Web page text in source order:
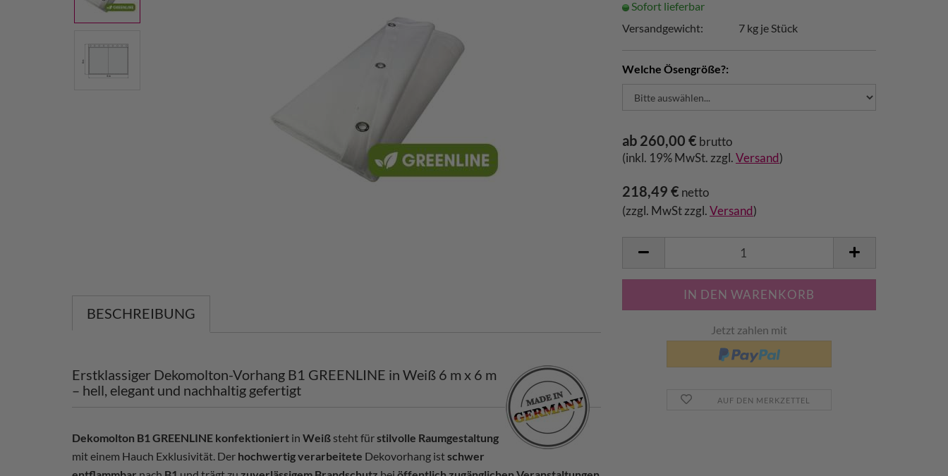
Sofort lieferbar
Versandgewicht:
7 kg je Stück
Welche Ösengröße?:
ab 260,00 € brutto
(inkl. 19% MwSt. zzgl. Versand)
218,49 € netto
(zzgl. MwSt zzgl. Versand )
Jetzt zahlen mit
AUF DEN MERKZETTEL
BESCHREIBUNG
Erstklassiger Dekomolton-Vorhang B1 GREENLINE in Weiß 6 m x 6 m
– hell, elegant und nachhaltig gefertigt
Dekomolton B1 GREENLINE konfektioniert in Weiß steht fürstilvolle Raumgestaltung
mit einem Hauch Exklusivität. Der hochwertig verarbeitete Dekovorhang istschwer